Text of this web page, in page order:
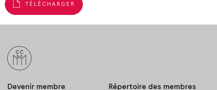
TÉLÉCHARGER
Devenir membre Répertoire des membres